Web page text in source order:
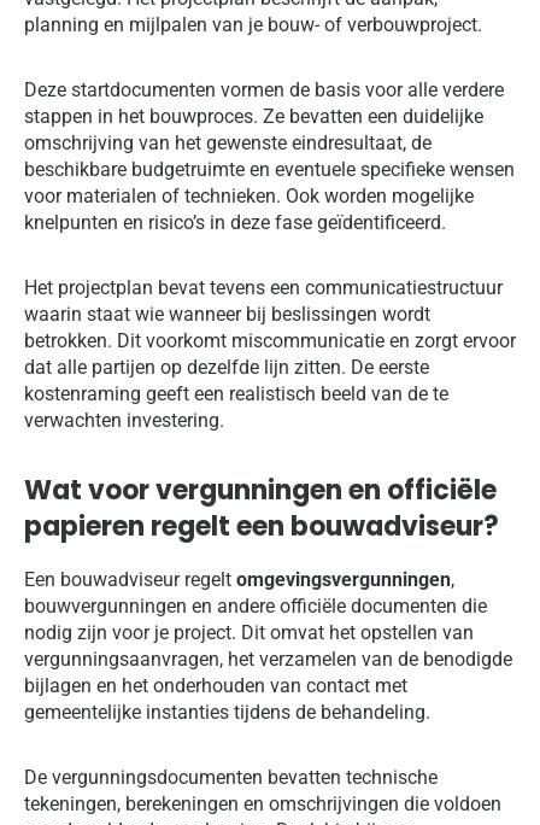
planning en mijlpalen van je bouw- of verbouwproject.
Deze startdocumenten vormen de basis voor alle verdere
stappen in het bouwproces. Ze bevatten een duidelijke
omschrijving van het gewenste eindresultaat, de
beschikbare budgetruimte en eventuele specifieke wensen
voor materialen of technieken. Ook worden mogelijke
knelpunten en risico’s in deze fase geïdentificeerd.
Het projectplan bevat tevens een communicatiestructuur
waarin staat wie wanneer bij beslissingen wordt
betrokken. Dit voorkomt miscommunicatie en zorgt ervoor
dat alle partijen op dezelfde lijn zitten. De eerste
kostenraming geeft een realistisch beeld van de te
verwachten investering.
Wat voor vergunningen en officiële
papieren regelt een bouwadviseur?
Een bouwadviseur regelt omgevingsvergunningen,
bouwvergunningen en andere officiële documenten die
nodig zijn voor je project. Dit omvat het opstellen van
vergunningsaanvragen, het verzamelen van de benodigde
bijlagen en het onderhouden van contact met
gemeentelijke instanties tijdens de behandeling.
De vergunningsdocumenten bevatten technische
tekeningen, berekeningen en omschrijvingen die voldoen